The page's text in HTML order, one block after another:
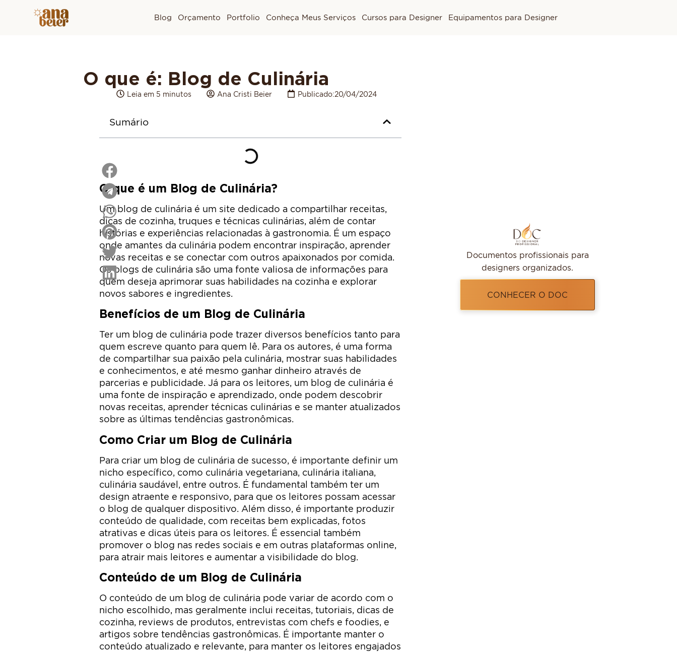
Blog Orçamento Portfolio Conheça Meus Serviços Cursos para Designer Equipamentos para Designer
O que é: Blog de Culinária
Leia em 5 minutos Ana Cristi Beier Publicado:20/04/2024
Sumário
O que é um Blog de Culinária?
Um blog de culinária é um site dedicado a compartilhar receitas,
dicas de cozinha, truques e técnicas culinárias, além de contar
histórias e experiências relacionadas à gastronomia. É um espaço
onde amantes da culinária podem encontrar inspiração, aprender
novas receitas e se conectar com outros apaixonados por comida.
Os blogs de culinária são uma fonte valiosa de informações para
quem deseja aprimorar suas habilidades na cozinha e explorar
novos sabores e ingredientes.
Benefícios de um Blog de Culinária
Ter um blog de culinária pode trazer diversos benefícios tanto para
quem escreve quanto para quem lê. Para os autores, é uma forma
de compartilhar sua paixão pela culinária, mostrar suas habilidades
e conhecimentos, e até mesmo ganhar dinheiro através de
parcerias e publicidade. Já para os leitores, um blog de culinária é
uma fonte de inspiração e aprendizado, onde podem descobrir
novas receitas, aprender técnicas culinárias e se manter atualizados
sobre as últimas tendências gastronômicas.
Como Criar um Blog de Culinária
Para criar um blog de culinária de sucesso, é importante definir um
nicho específico, como culinária vegetariana, culinária italiana,
culinária saudável, entre outros. É fundamental também ter um
design atraente e responsivo, para que os leitores possam acessar
o blog de qualquer dispositivo. Além disso, é importante produzir
conteúdo de qualidade, com receitas bem explicadas, fotos
atrativas e dicas úteis para os leitores. É essencial também
promover o blog nas redes sociais e em outras plataformas online,
para atrair mais leitores e aumentar a visibilidade do blog.
Conteúdo de um Blog de Culinária
O conteúdo de um blog de culinária pode variar de acordo com o
nicho escolhido, mas geralmente inclui receitas, tutoriais, dicas de
cozinha, reviews de produtos, entrevistas com chefs e foodies, e
artigos sobre tendências gastronômicas. É importante manter o
conteúdo atualizado e relevante, para manter os leitores engajados
Documentos profissionais para
designers organizados.
CONHECER O DOC